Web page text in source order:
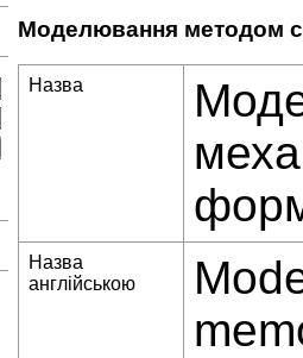
Моделювання методом
Назва
Назва
англійською